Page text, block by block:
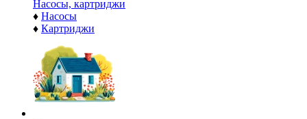
Насосы, картриджи
♦ Насосы
♦ Картриджи